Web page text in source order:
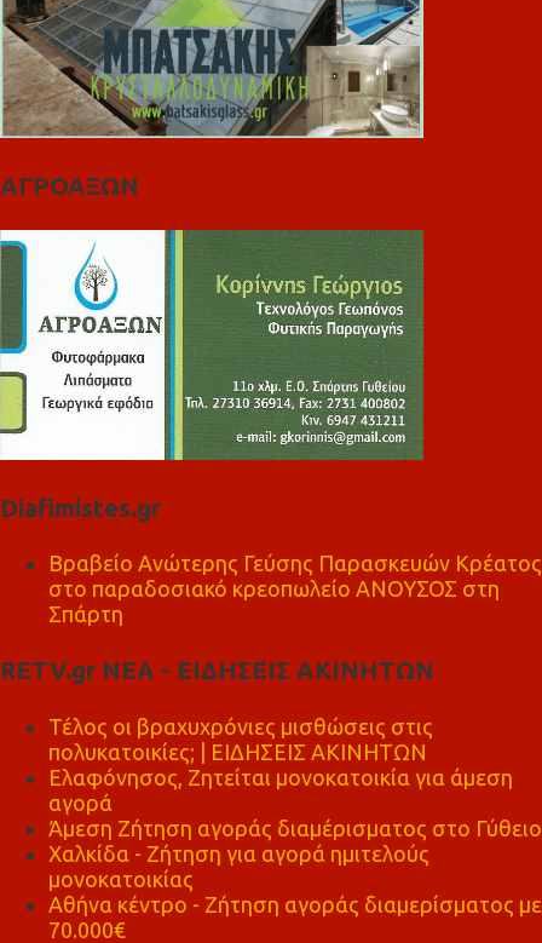
ΑΓΡΟΑΞΩΝ
Diafimistes.gr
Βραβείο Ανώτερης Γεύσης Παρασκευών Κρέατος
στο παραδοσιακό κρεοπωλείο ΑΝΟΥΣΟΣ στη
Σπάρτη
RETV.gr ΝΕΑ - ΕΙΔΗΣΕΙΣ ΑΚΙΝΗΤΩΝ
Τέλος οι βραχυχρόνιες μισθώσεις στις
πολυκατοικίες; | ΕΙΔΗΣΕΙΣ ΑΚΙΝΗΤΩΝ
Ελαφόνησος, Ζητείται μονοκατοικία για άμεση
αγορά
Άμεση Ζήτηση αγοράς διαμέρισματος στο Γύθειο
Χαλκίδα - Ζήτηση για αγορά ημιτελούς
μονοκατοικίας
Αθήνα κέντρο - Ζήτηση αγοράς διαμερίσματος με
70.000€